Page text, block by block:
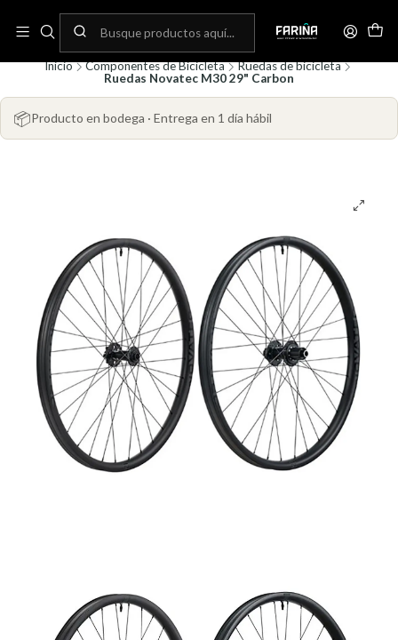
Envíos gratis por compras sobre 80.000! (No aplica para bicicletas)
Inicio Componentes de Bicicleta
Ruedas de bicicleta
Ruedas Novatec M30 29" Carbon
📦Producto en bodega · Entrega en 1 día hábil